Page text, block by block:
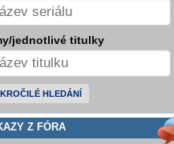
jednotlivé titulky
HLEDÁNÍ
Z FÓRA